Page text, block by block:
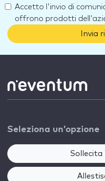
Accetto l'invio di
offrono prodotti
Invia
Seleziona un’opzione
Sollecita